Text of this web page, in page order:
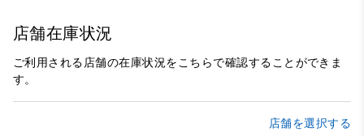
店舗在庫状況
ご利用される店舗の在庫状況をこちらで確認することができま
す。
店舗を選択する